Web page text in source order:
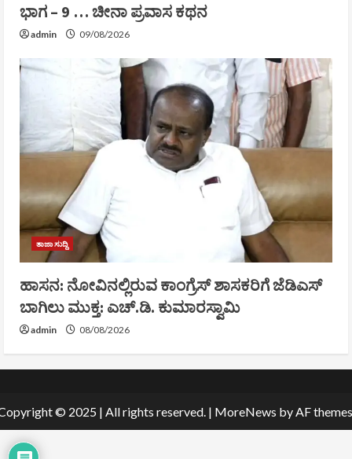
ಭಾಗ – 9 … ಚೀನಾ ಪ್ರವಾಸ ಕಥನ
admin 09/08/2026
ತಾಜಾ ಸುದ್ದಿ
ಹಾಸನ: ನೋವಿನಲ್ಲಿರುವ ಕಾಂಗ್ರೆಸ್‌ ಶಾಸಕರಿಗೆ ಜೆಡಿಎಸ್‌
ಬಾಗಿಲು ಮುಕ್ತ: ಎಚ್.ಡಿ. ಕುಮಾರಸ್ವಾಮಿ
admin 08/08/2026
© 2025 | All rights reserved. | MoreNews by AF